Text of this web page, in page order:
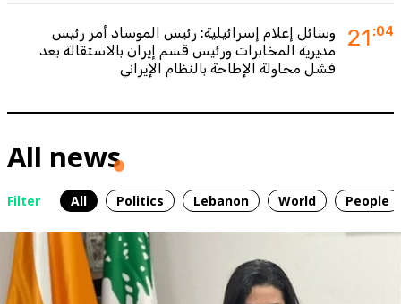
21 :04
وسائل إعلام إسرائيلية: رئيس الموساد أمر رئيس
مديرية المخابرات ورئيس قسم إيران بالاستقالة بعد
فشل محاولة الإطاحة بالنظام الإيراني
All news
Filter All Politics Lebanon World People